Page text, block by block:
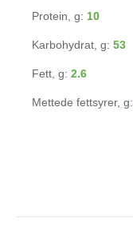
Protein, g: 10
Karbohydrat, g: 53
Fett, g: 2.6
Mettede fettsyrer, g: